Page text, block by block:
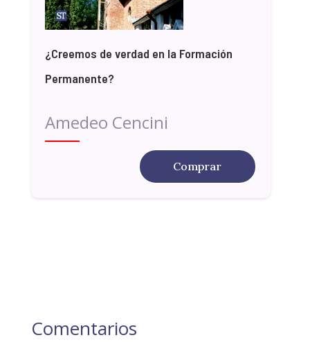
¿Creemos de verdad en la Formación
Permanente?
Amedeo Cencini
Comprar
Comentarios